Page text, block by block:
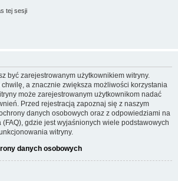
tej sesji
być zarejestrowanym użytkownikiem witryny.
a znacznie zwiększa możliwości korzystania
może zarejestrowanym użytkownikom nadać
Przed rejestracją zapoznaj się z naszym
danych osobowych oraz z odpowiedziami na
gdzie jest wyjaśnionych wiele podstawowych
witryny.
danych osobowych